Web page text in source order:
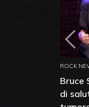
ROCK
Bruce
di